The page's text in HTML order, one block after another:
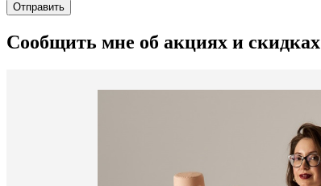
Сообщить мне об акциях и скидках